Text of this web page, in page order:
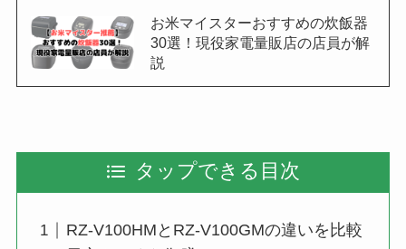
お米マイスターおすすめの炊飯器
30選！現役家電量販店の店員が解
説
タップできる目次
RZ-V100HMとRZ-V100GMの違いを比較